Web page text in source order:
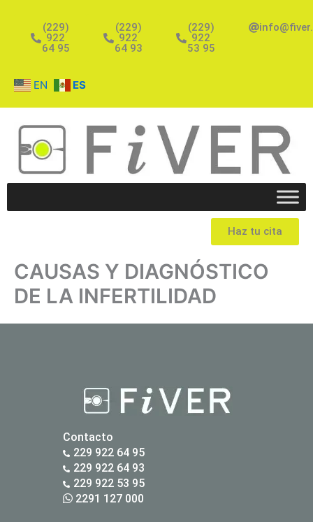
contenido
(229)
922
64 95
(229)
922
64 93
(229)
922
53 95
EN ES
Haz tu cita
CAUSAS Y DIAGNÓSTICO
DE LA INFERTILIDAD
Contacto
229 922 64 95
229 922 64 93
229 922 53 95
2291 127 000